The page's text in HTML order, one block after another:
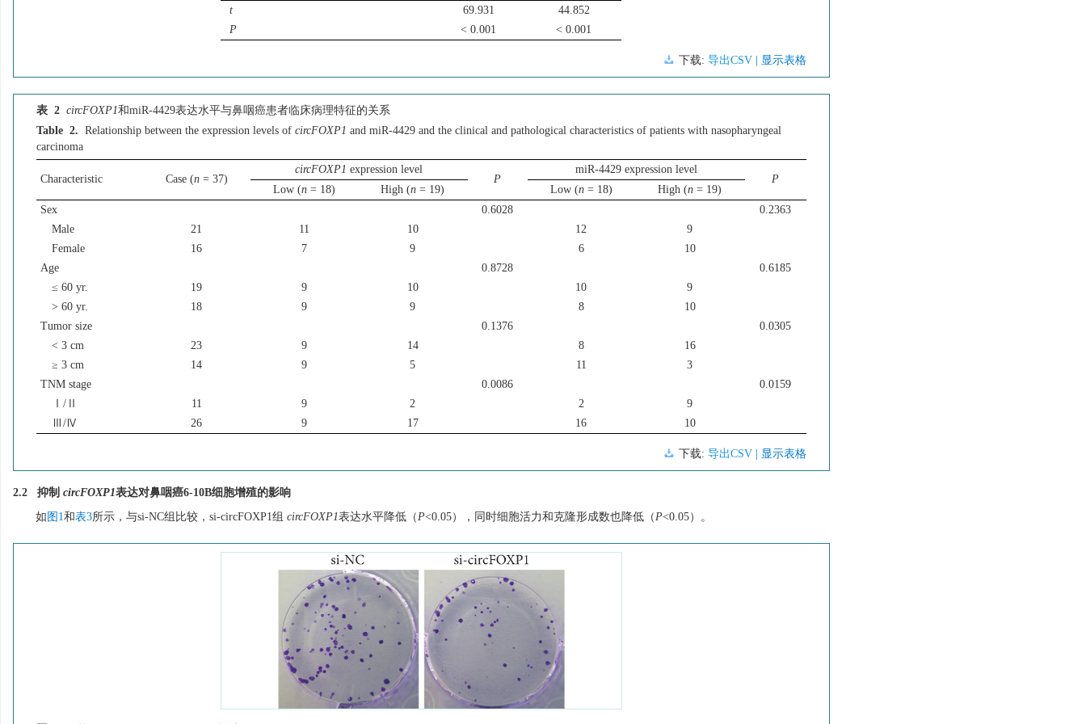
t 69.931
44.852
P
< 0.001 < 0.001
下载: 导出CSV | 显示表格
表 2 circFOXP1和miR-4429表达水平与鼻咽癌患者临床病理特征的关系
Table 2. Relationship between the expression levels of circFOXP1 and miR-4429 and the clinical and pathological characteristics of patients with nasopharyngeal
carcinoma
Characteristic Case (n= 37)
circFOXP1 expression level
P
miR-4429 expression level
P
Low (n= 18) High (n = 19) Low (n= 18) High (n = 19)
Sex
0.6028
0.2363
Male
21 11 10 12
9
Female
16 7 9 6
10
Age
0.8728
0.6185
≤ 60 yr.
19 9 10 10
9
> 60 yr.
18 9 9 8
10
Tumor size
0.1376
0.0305
< 3 cm
23 9 14 8
16
≥ 3 cm
14 9 5 11
3
TNM stage
0.0086
0.0159
Ⅰ/Ⅱ
11 9 2 2
9
Ⅲ/Ⅳ
26 9 17 16 10
下载: 导出CSV | 显示表格
2.2 抑制 circFOXP1表达对鼻咽癌6-10B细胞增殖的影响
如图1和表3所示，与si-NC组比较，si-circFOXP1组 circFOXP1表达水平降低（P<0.05），同时细胞活力和克隆形成数也降低（P<0.05）。